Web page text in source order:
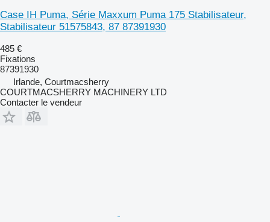
Case IH Puma, Série Maxxum Puma 175 Stabilisateur,
Stabilisateur 51575843, 87 87391930
485 €
Fixations
87391930
Irlande, Courtmacsherry
COURTMACSHERRY MACHINERY LTD
Contacter le vendeur